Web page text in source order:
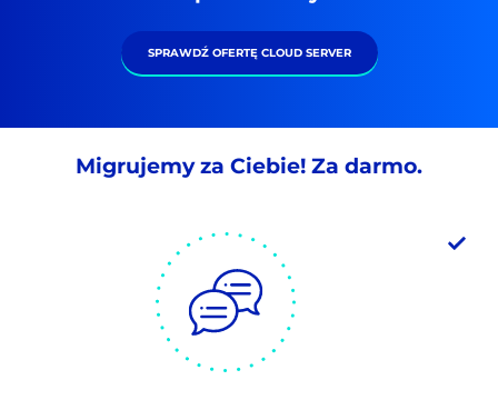
SPRAWDŹ OFERTĘ CLOUD SERVER
Migrujemy za Ciebie! Za darmo.